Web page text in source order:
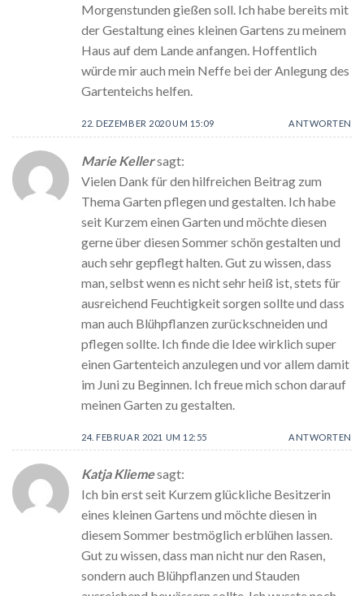
Morgenstunden gießen soll. Ich habe bereits mit
der Gestaltung eines kleinen Gartens zu meinem
Haus auf dem Lande anfangen. Hoffentlich
würde mir auch mein Neffe bei der Anlegung des
Gartenteichs helfen.
22. DEZEMBER 2020 UM 15:09 ANTWORTEN
Marie Kellersagt:
Vielen Dank für den hilfreichen Beitrag zum
Thema Garten pflegen und gestalten. Ich habe
seit Kurzem einen Garten und möchte diesen
gerne über diesen Sommer schön gestalten und
auch sehr gepflegt halten. Gut zu wissen, dass
man, selbst wenn es nicht sehr heiß ist, stets für
ausreichend Feuchtigkeit sorgen sollte und dass
man auch Blühpflanzen zurückschneiden und
pflegen sollte. Ich finde die Idee wirklich super
einen Gartenteich anzulegen und vor allem damit
im Juni zu Beginnen. Ich freue mich schon darauf
meinen Garten zu gestalten.
24. FEBRUAR 2021 UM 12:55 ANTWORTEN
Katja Kliemesagt:
Ich bin erst seit Kurzem glückliche Besitzerin
eines kleinen Gartens und möchte diesen in
diesem Sommer bestmöglich erblühen lassen.
Gut zu wissen, dass man nicht nur den Rasen,
sondern auch Blühpflanzen und Stauden